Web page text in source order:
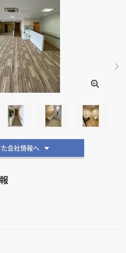
ター
施工会社様へ
ご検討中の方へ
会社情報へ